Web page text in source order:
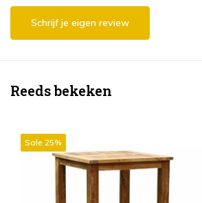
Schrijf je eigen review
Reeds bekeken
Sale 25%